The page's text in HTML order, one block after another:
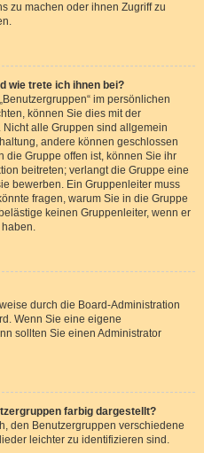
zu machen oder ihnen Zugriff zu
wie trete ich ihnen bei?
im persönlichen
können Sie dies mit der
alle Gruppen sind allgemein
andere können geschlossen
die Gruppe offen ist, können Sie ihr
beitreten; verlangt die Gruppe eine
bewerben. Ein Gruppenleiter muss
fragen, warum Sie in die Gruppe
keinen Gruppenleiter, wenn er
durch die Board-Administration
Wenn Sie eine eigene
sollten Sie einen Administrator
farbig dargestellt?
den Benutzergruppen verschiedene
leichter zu identifizieren sind.